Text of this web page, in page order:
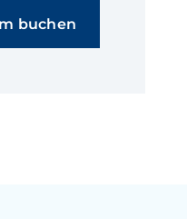
buchen